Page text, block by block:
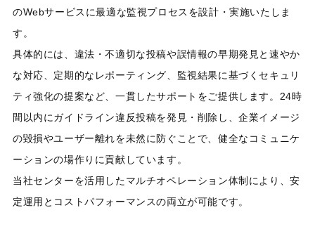
のWebサービスに最適な監視プロセスを設計・実施いたしま
す。
具体的には、違法・不適切な投稿や誤情報の早期発見と速やか
な対応、定期的なレポーティング、監視結果に基づくセキュリ
ティ強化の提案など、一貫したサポートをご提供します。24時
間以内にガイドライン違反投稿を発見・削除し、企業イメージ
の毀損やユーザー離れを未然に防ぐことで、健全なコミュニケ
ーションの場作りに貢献しています。
当社センターを活用したマルチオペレーション体制により、安
定運用とコストパフォーマンスの両立が可能です。